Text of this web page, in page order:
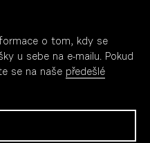
o tom, kdy se
u sebe na e-mailu. Pokud
se na naše předešlé